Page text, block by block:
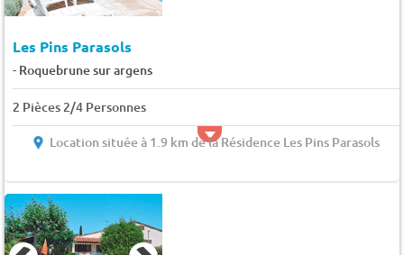
Les Pins Parasols
- Roquebrune sur argens
2 Pièces 2/4 Personnes
Location située à 1.9 km de la Résidence Les Pins Parasols